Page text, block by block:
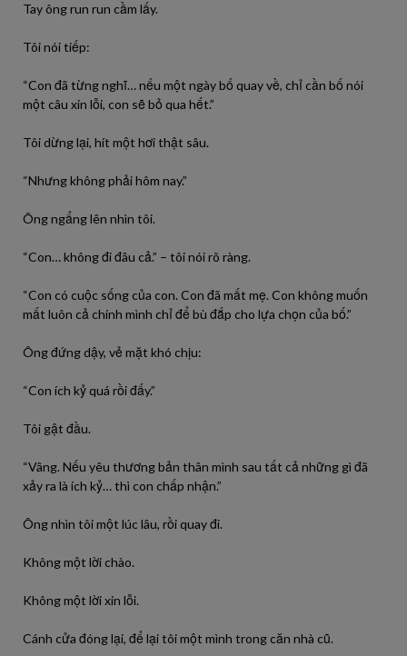
Tay ông run run cầm lấy.
Tôi nói tiếp:
“Con đã từng nghĩ… nếu một ngày bố quay về, chỉ cần bố nói
một câu xin lỗi, con sẽ bỏ qua hết.”
Tôi dừng lại, hít một hơi thật sâu.
“Nhưng không phải hôm nay.”
Ông ngẩng lên nhìn tôi.
“Con… không đi đâu cả.” – tôi nói rõ ràng.
“Con có cuộc sống của con. Con đã mất mẹ. Con không muốn
mất luôn cả chính mình chỉ để bù đắp cho lựa chọn của bố.”
Ông đứng dậy, vẻ mặt khó chịu:
“Con ích kỷ quá rồi đấy.”
Tôi gật đầu.
“Vâng. Nếu yêu thương bản thân mình sau tất cả những gì đã
xảy ra là ích kỷ… thì con chấp nhận.”
Ông nhìn tôi một lúc lâu, rồi quay đi.
Không một lời chào.
Không một lời xin lỗi.
Cánh cửa đóng lại, để lại tôi một mình trong căn nhà cũ.